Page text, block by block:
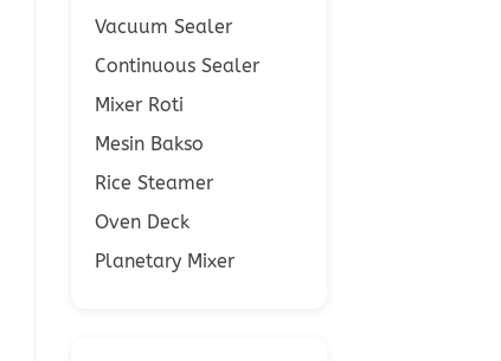
Vacuum Sealer
Continuous Sealer
Mixer Roti
Mesin Bakso
Rice Steamer
Oven Deck
Planetary Mixer